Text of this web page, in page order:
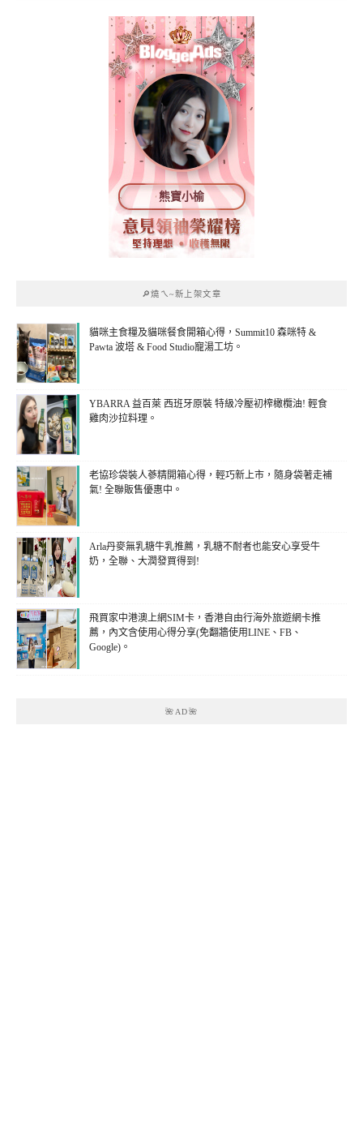
熊寶小榆
🔎燒ㄟ~新上架文章
貓咪主食糧及貓咪餐食開箱心得，Summit10 森咪特 &
Pawta 波塔 & Food Studio寵湯工坊。
YBARRA 益百萊 西班牙原裝 特級冷壓初榨橄欖油! 輕食
雞肉沙拉料理。
老協珍袋裝人蔘精開箱心得，輕巧新上市，隨身袋著走補
氣! 全聯販售優惠中。
Arla丹麥無乳糖牛乳推薦，乳糖不耐者也能安心享受牛
奶，全聯、大潤發買得到!
飛買家中港澳上網SIM卡，香港自由行海外旅遊網卡推
薦，內文含使用心得分享(免翻牆使用LINE、FB、
Google)。
🌺AD🌺